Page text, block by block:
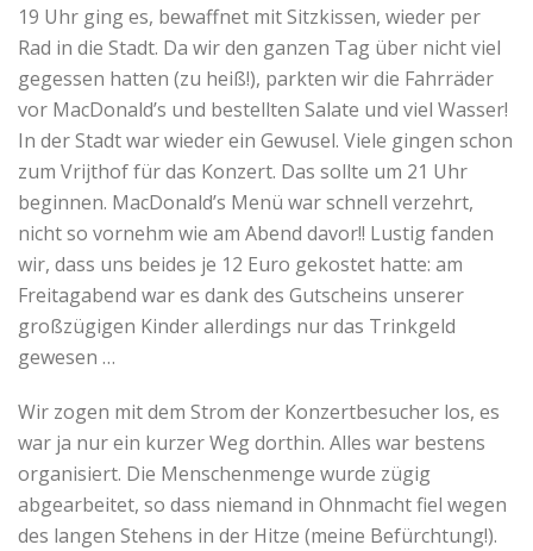
19 Uhr ging es, bewaffnet mit Sitzkissen, wieder per
Rad in die Stadt. Da wir den ganzen Tag über nicht viel
gegessen hatten (zu heiß!), parkten wir die Fahrräder
vor MacDonald’s und bestellten Salate und viel Wasser!
In der Stadt war wieder ein Gewusel. Viele gingen schon
zum Vrijthof für das Konzert. Das sollte um 21 Uhr
beginnen. MacDonald’s Menü war schnell verzehrt,
nicht so vornehm wie am Abend davor!! Lustig fanden
wir, dass uns beides je 12 Euro gekostet hatte: am
Freitagabend war es dank des Gutscheins unserer
großzügigen Kinder allerdings nur das Trinkgeld
gewesen …
Wir zogen mit dem Strom der Konzertbesucher los, es
war ja nur ein kurzer Weg dorthin. Alles war bestens
organisiert. Die Menschenmenge wurde zügig
abgearbeitet, so dass niemand in Ohnmacht fiel wegen
des langen Stehens in der Hitze (meine Befürchtung!).